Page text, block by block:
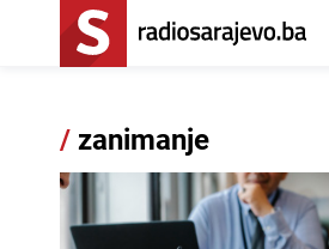
/zanimanje